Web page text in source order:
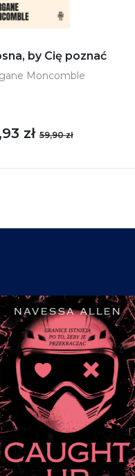
by Cię poznać
Moncomble
zł 59,90 zł